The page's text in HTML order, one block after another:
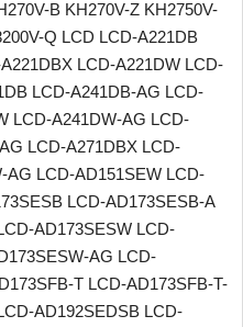
B KH270V-Z KH2750V-
Q LCD LCD-A221DB
LCD-A221DW LCD-
LCD-A241DB-AG LCD-
LCD-A241DW-AG LCD-
LCD-A271DBX LCD-
AG LCD-AD151SEW LCD-
LCD-AD173SESB-A
AD173SESW LCD-
AG LCD-
T LCD-AD173SFB-T-
AD192SEDSB LCD-